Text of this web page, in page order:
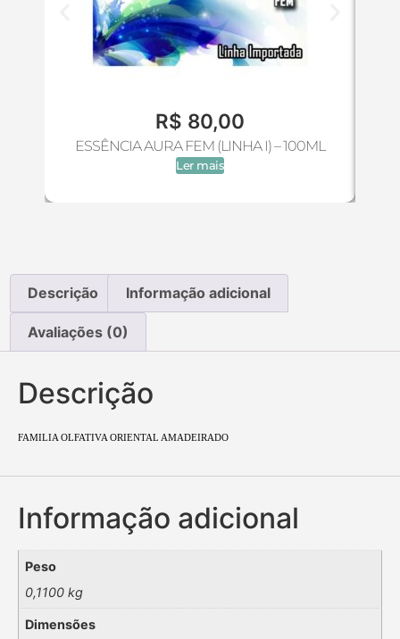
R$ 80,00
ESSÊNCIA AURA FEM (LINHA I) – 100ML
Ler mais
Descrição Informação adicional
Avaliações (0)
Descrição
FAMILIA OLFATIVA ORIENTAL AMADEIRADO
Informação adicional
Peso
0,1100 kg
Dimensões